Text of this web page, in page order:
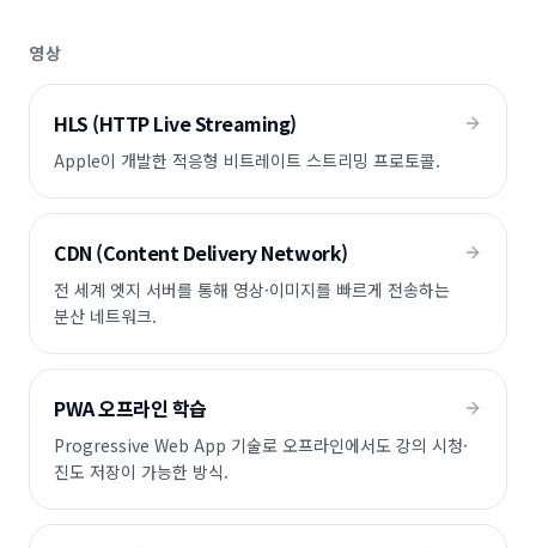
영상
HLS (HTTP Live Streaming)
Apple이 개발한 적응형 비트레이트 스트리밍 프로토콜.
CDN (Content Delivery Network)
전 세계 엣지 서버를 통해 영상·이미지를 빠르게 전송하는
분산 네트워크.
PWA 오프라인 학습
Progressive Web App 기술로 오프라인에서도 강의 시청·
진도 저장이 가능한 방식.